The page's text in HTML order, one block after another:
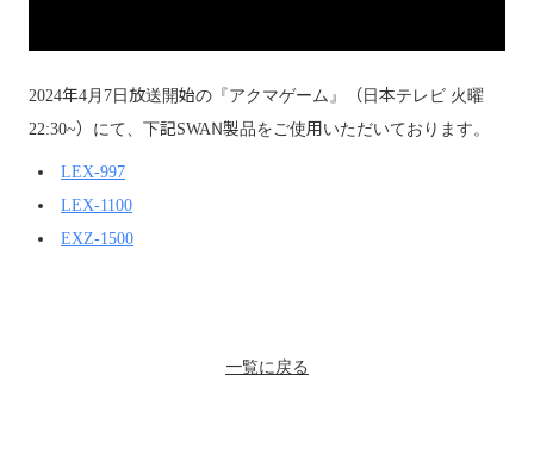
2024年4月7日放送開始の『アクマゲーム』（日本テレビ 火曜
22:30~）にて、下記SWAN製品をご使用いただいております。
LEX-997
LEX-1100
EXZ-1500
一覧に戻る